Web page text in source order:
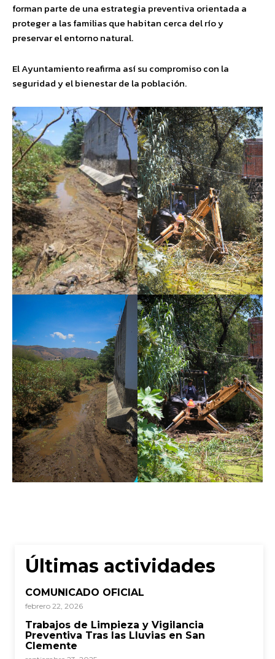
forman parte de una estrategia preventiva orientada a
proteger a las familias que habitan cerca del río y
preservar el entorno natural.
El Ayuntamiento reafirma así su compromiso con la
seguridad y el bienestar de la población.
Últimas actividades
COMUNICADO OFICIAL
febrero 22, 2026
Trabajos de Limpieza y Vigilancia
Preventiva Tras las Lluvias en San
Clemente